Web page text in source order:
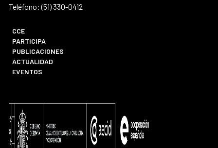
Teléfono: (51) 330-0412
CCE
PARTICIPA
PUBLICACIONES
ACTUALIDAD
EVENTOS